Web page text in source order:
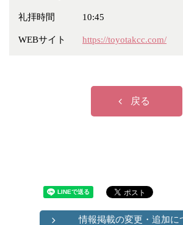
フリーワード
礼拝時間 10:45
WEBサイト https://toyotakcc.com/
戻る
情報掲載の変更・追加に